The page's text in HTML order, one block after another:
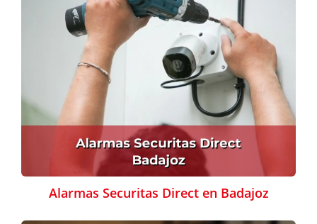
Alarmas Securitas Direct en Badajoz